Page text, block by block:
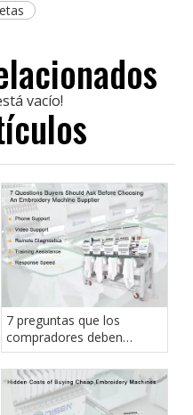
vacío!
7 preguntas que los
compradores deben
hacerse antes de elegir un
proveedor de máquinas de
bordar